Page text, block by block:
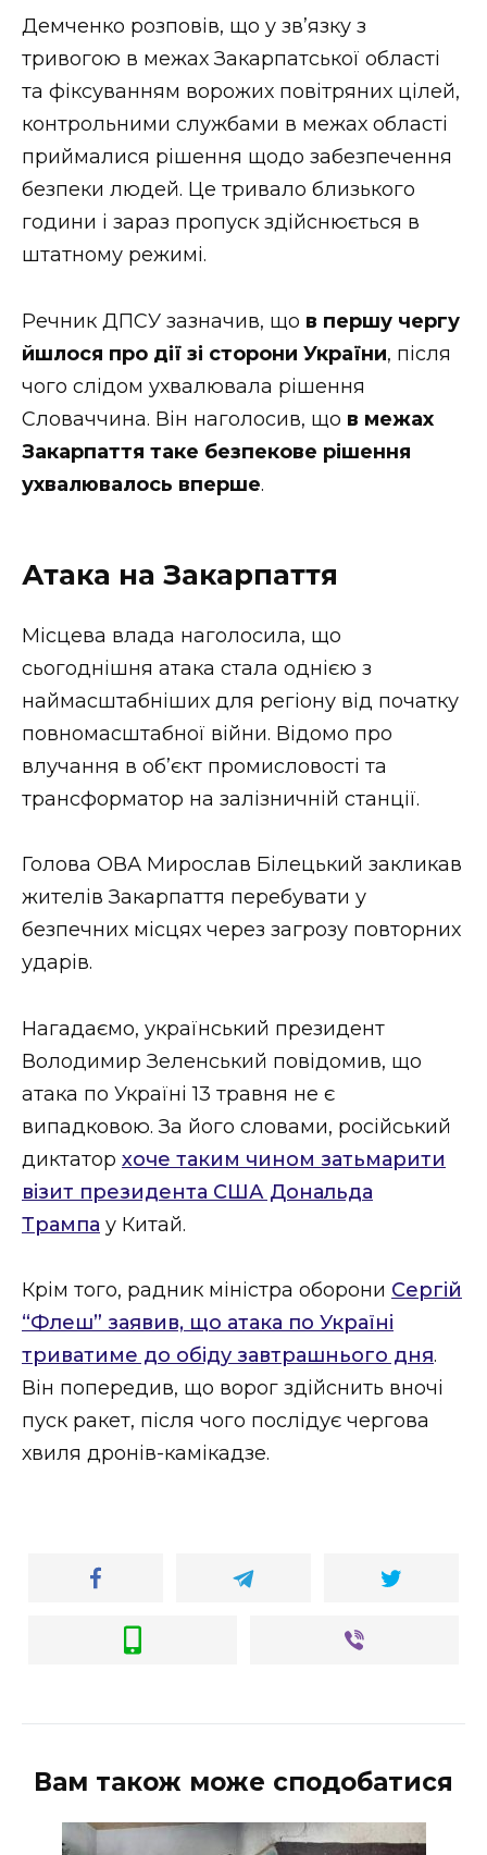
Демченко розповів, що у зв’язку з
тривогою в межах Закарпатської області
та фіксуванням ворожих повітряних цілей,
контрольними службами в межах області
приймалися рішення щодо забезпечення
безпеки людей. Це тривало близького
години і зараз пропуск здійснюється в
штатному режимі.
Речник ДПСУ зазначив, що в першу чергу
йшлося про дії зі сторони України, після
чого слідом ухвалювала рішення
Словаччина. Він наголосив, що в межах
Закарпаття таке безпекове рішення
ухвалювалось вперше.
Атака на Закарпаття
Місцева влада наголосила, що
сьогоднішня атака стала однією з
наймасштабніших для регіону від початку
повномасштабної війни. Відомо про
влучання в об’єкт промисловості та
трансформатор на залізничній станції.
Голова ОВА Мирослав Білецький закликав
жителів Закарпаття перебувати у
безпечних місцях через загрозу повторних
ударів.
Нагадаємо, український президент
Володимир Зеленський повідомив, що
атака по Україні 13 травня не є
випадковою. За його словами, російський
диктатор хоче таким чином затьмарити
візит президента США Дональда
Трампа у Китай.
Крім того, радник міністра оборони Сергій
“Флеш” заявив, що атака по Україні
триватиме до обіду завтрашнього дня.
Він попередив, що ворог здійснить вночі
пуск ракет, після чого послідує чергова
хвиля дронів-камікадзе.
Вам також може сподобатися